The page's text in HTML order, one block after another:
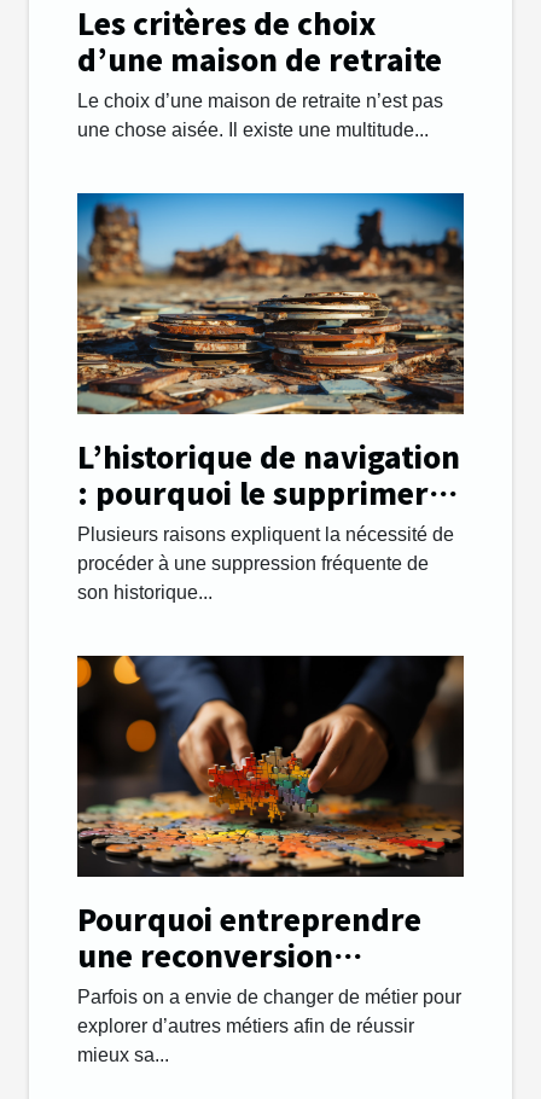
Les critères de choix
d’une maison de retraite
Le choix d’une maison de retraite n’est pas
une chose aisée. Il existe une multitude...
L’historique de navigation
: pourquoi le supprimer
régulièrement ?
Plusieurs raisons expliquent la nécessité de
procéder à une suppression fréquente de
son historique...
Pourquoi entreprendre
une reconversion
professionnelle et
changer de métier ?
Parfois on a envie de changer de métier pour
explorer d’autres métiers afin de réussir
mieux sa...